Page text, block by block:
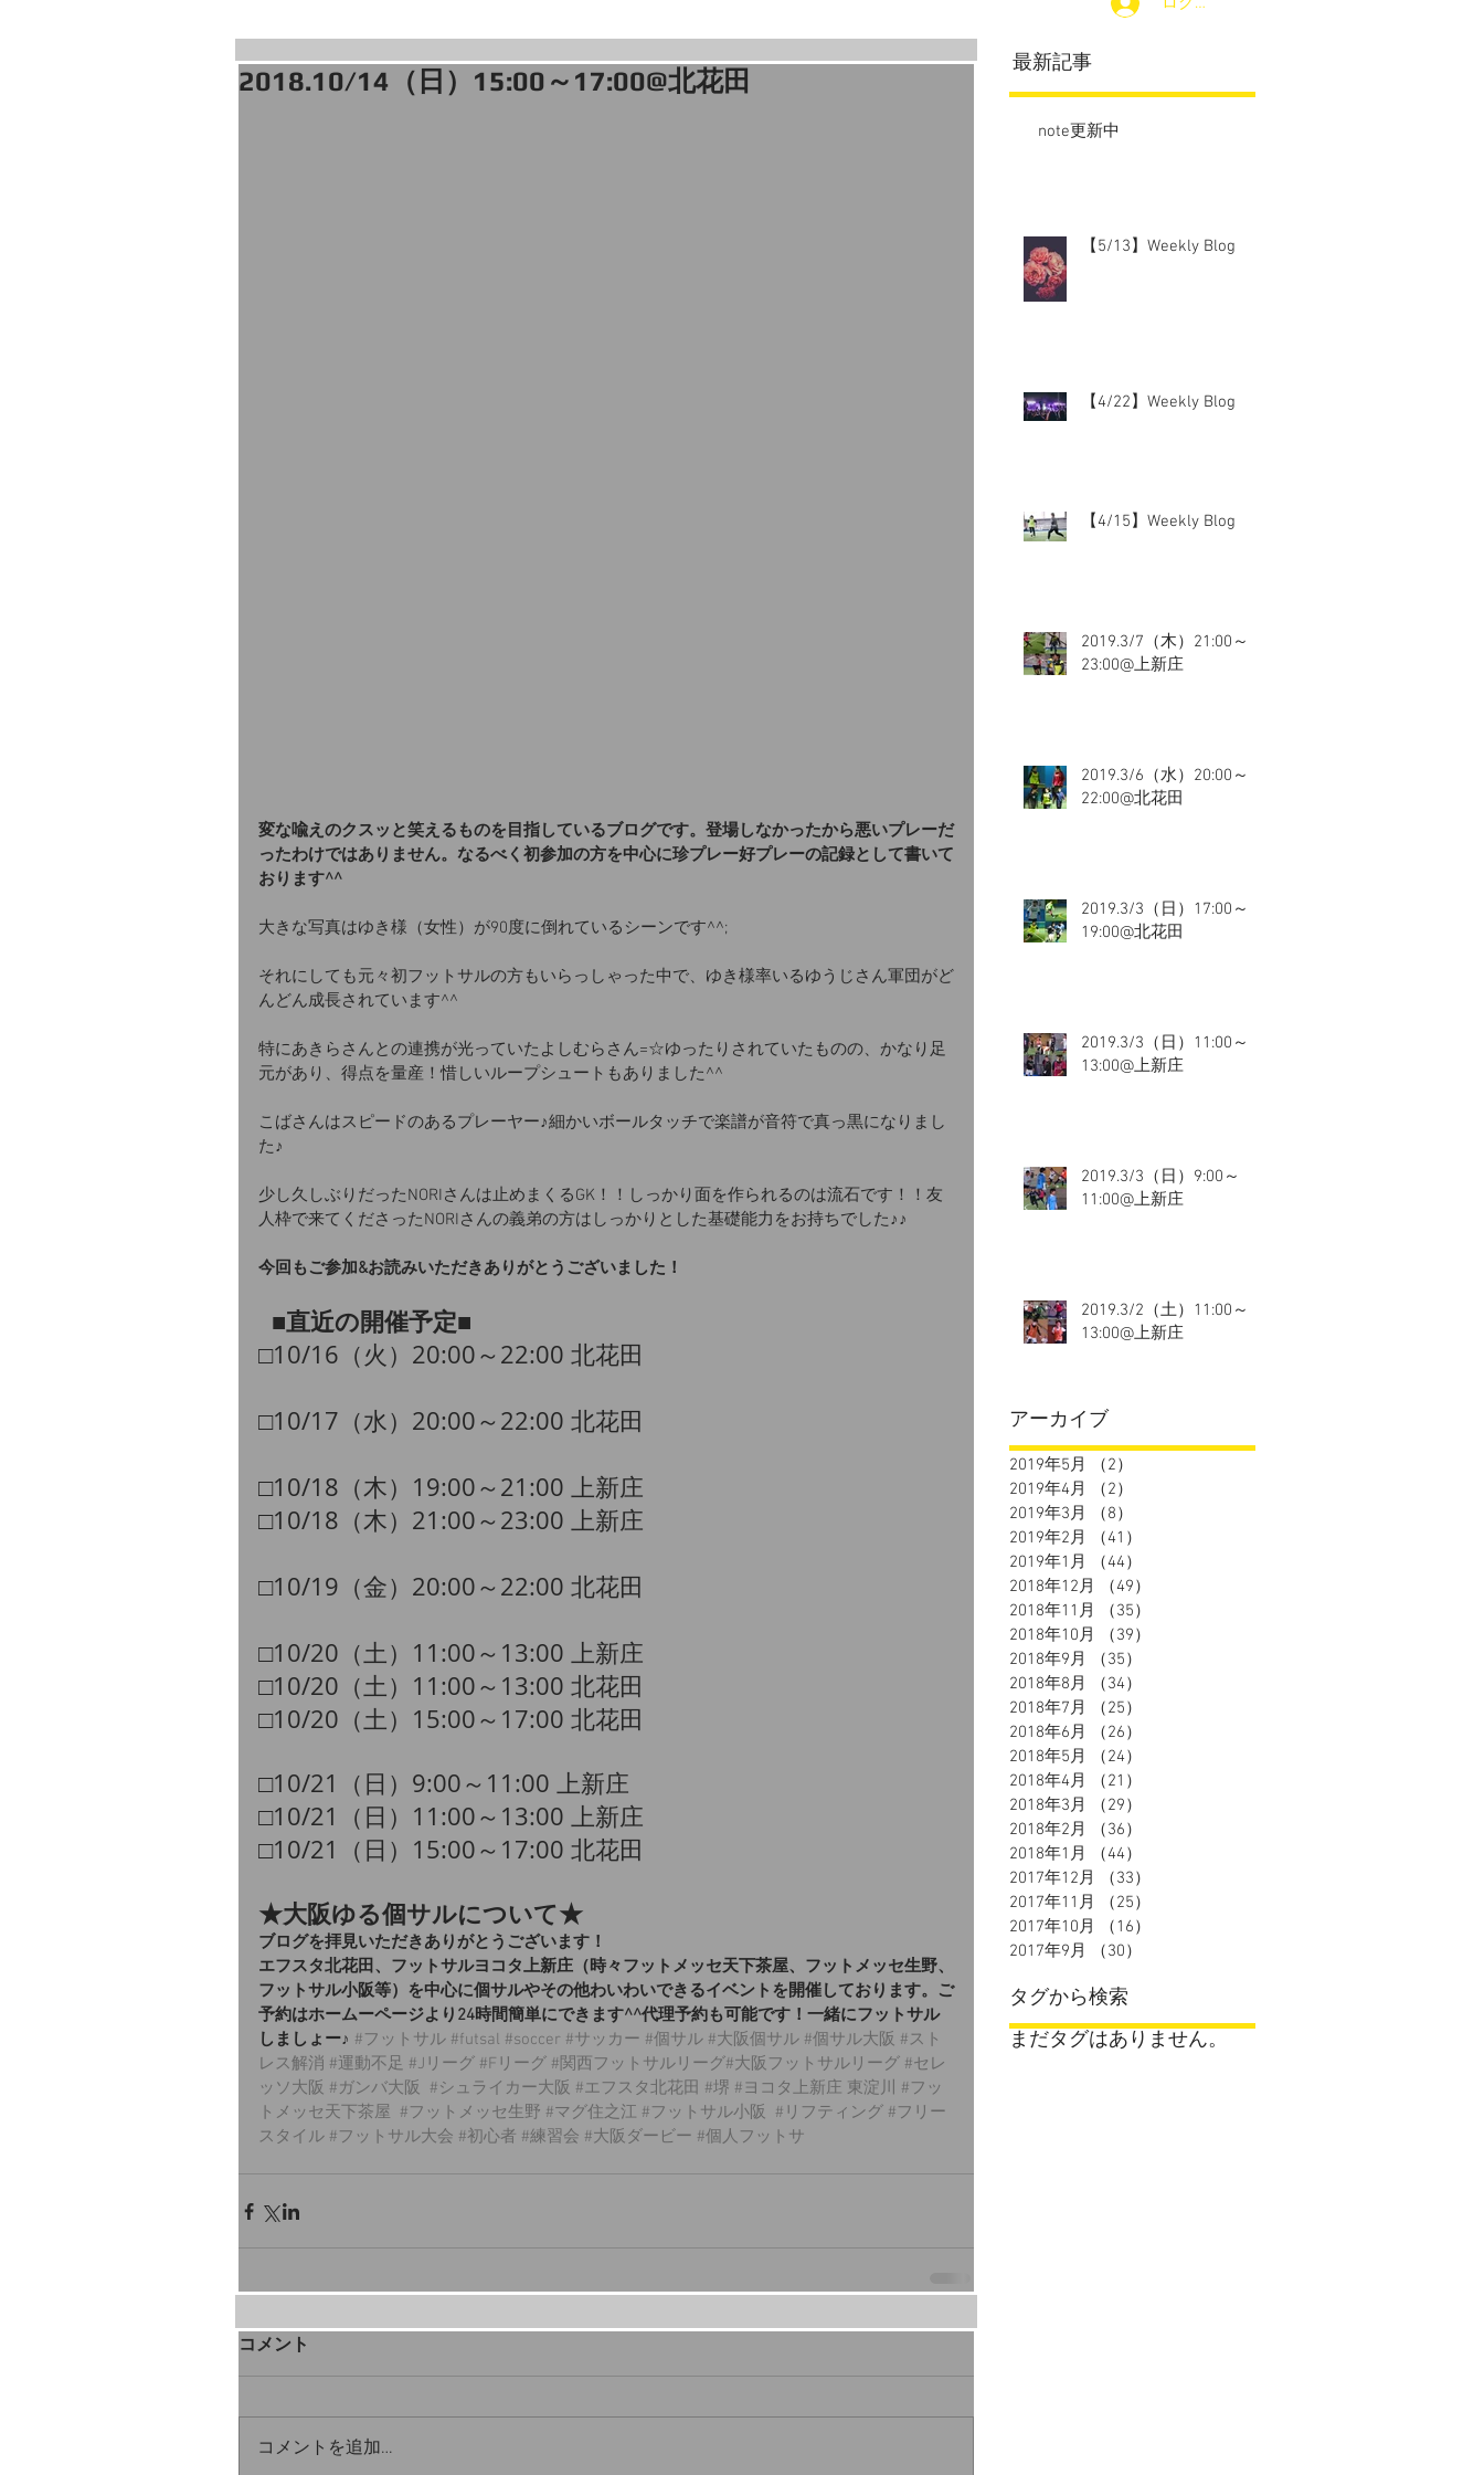
2018.10/14（日）15:00～17:00@北花田
変な喩えのクスッと笑えるものを目指しているブログです。登場しなかったから悪いプレーだ
ったわけではありません。なるべく初参加の方を中心に珍プレー好プレーの記録として書いて
おります^^
大きな写真はゆき様（女性）が90度に倒れているシーンです^^;
それにしても元々初フットサルの方もいらっしゃった中で、ゆき様率いるゆうじさん軍団がど
んどん成長されています^^
特にあきらさんとの連携が光っていたよしむらさん=☆ゆったりされていたものの、かなり足
元があり、得点を量産！惜しいループシュートもありました^^
こばさんはスピードのあるプレーヤー♪細かいボールタッチで楽譜が音符で真っ黒になりまし
た♪
少し久しぶりだったNORIさんは止めまくるGK！！しっかり面を作られるのは流石です！！友
人枠で来てくださったNORIさんの義弟の方はしっかりとした基礎能力をお持ちでした♪♪
今回もご参加&お読みいただきありがとうございました！
■直近の開催予定■
□10/16（火）20:00～22:00 北花田
​□10/17（水）20:00～22:00 北花田
□10/18（木）19:00～21:00 上新庄
​​□10/18（木）21:00～23:00 上新庄
□10/19（金）20:00～22:00 北花田
□10/20（土）11:00～13:00 上新庄
​□10/20（土）11:00～13:00 北花田
​□10/20（土）15:00～17:00 北花田
​□10/21（日）9:00～11:00 上新庄
​□10/21（日）11:00～13:00 上新庄
​□10/21（日）15:00～17:00 北花田
★大阪ゆる個サルについて★
ブログを拝見いただきありがとうございます！
エフスタ北花田、フットサルヨコタ上新庄（時々フットメッセ天下茶屋、フットメッセ生野、
フットサル小阪等）を中心に個サルやその他わいわいできるイベントを開催しております。ご
予約はホームーページより24時間簡単にできます^^代理予約も可能です！一緒にフットサル
しましょー♪ #フットサル #futsal #soccer #サッカー #個サル #大阪個サル #個サル大阪 #スト
レス解消 #運動不足 #Jリーグ #Fリーグ #関西フットサルリーグ#大阪フットサルリーグ #セレ
ッソ大阪 #ガンバ大阪 #シュライカー大阪 #エフスタ北花田 #堺 #ヨコタ上新庄 東淀川 #フッ
トメッセ天下茶屋 #フットメッセ生野 #マグ住之江 #フットサル小阪 #リフティング #フリー
スタイル #フットサル大会 #初心者 #練習会 #大阪ダービー #個人フットサ
コメント
コメントを追加…
最新記事
note更新中
【5/13】Weekly Blog
【4/22】Weekly Blog
【4/15】Weekly Blog
2019.3/7（木）21:00～
23:00@上新庄
2019.3/6（水）20:00～
22:00@北花田
2019.3/3（日）17:00～
19:00@北花田
2019.3/3（日）11:00～
13:00@上新庄
2019.3/3（日）9:00～
11:00@上新庄
2019.3/2（土）11:00～
13:00@上新庄
アーカイブ
2019年5月 （2）
2019年4月
（2）
2019年3月
（8）
2019年2月
（41）
2019年1月
（44）
2018年12月
（49）
2018年11月
（35）
2018年10月
（39）
2018年9月
（35）
2018年8月
（34）
2018年7月
（25）
2018年6月
（26）
2018年5月
（24）
2018年4月
（21）
2018年3月
（29）
2018年2月
（36）
2018年1月
（44）
2017年12月
（33）
2017年11月
（25）
2017年10月
（16）
2017年9月
（30）
タグから検索
まだタグはありません。